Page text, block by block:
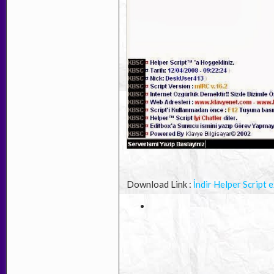
Download Link : İndir Helper Script